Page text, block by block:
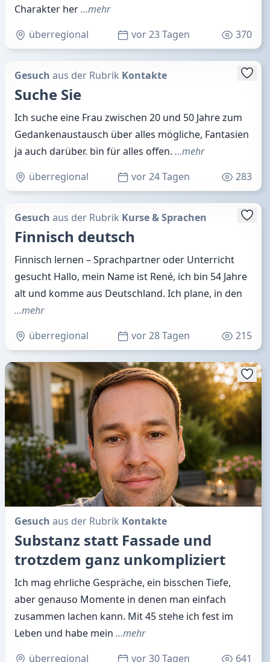
Charakter her…mehr
überregional
vor 23 Tagen 370
Gesuch aus der Rubrik Kontakte
Suche Sie
Ich suche eine Frau zwischen 20 und 50 Jahre zum
Gedankenaustausch über alles mögliche, Fantasien
ja auch darüber. bin für alles offen. …mehr
überregional
vor 24 Tagen 283
Gesuch aus der Rubrik Kurse & Sprachen
Finnisch deutsch
Finnisch lernen – Sprachpartner oder Unterricht
gesucht Hallo, mein Name ist René, ich bin 54 Jahre
alt und komme aus Deutschland. Ich plane, in den
…mehr
überregional
vor 28 Tagen 215
Gesuch aus der Rubrik Kontakte
Substanz statt Fassade und
trotzdem ganz unkompliziert
Ich mag ehrliche Gespräche, ein bisschen Tiefe,
aber genauso Momente in denen man einfach
zusammen lachen kann. Mit 45 stehe ich fest im
Leben und habe mein …mehr
überregional
vor 30 Tagen 641